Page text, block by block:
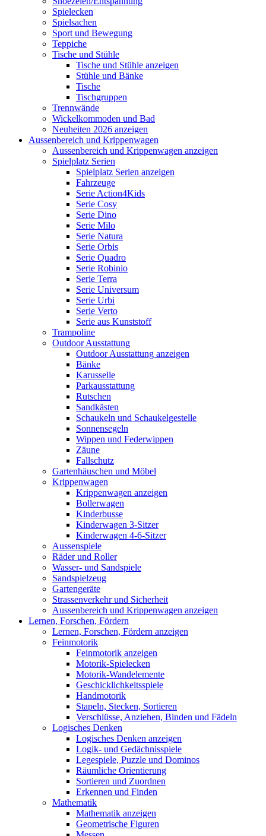
Spielecken
Spielsachen
Sport und Bewegung
Teppiche
Tische und Stühle
Tische und Stühle anzeigen
Stühle und Bänke
Tische
Tischgruppen
Trennwände
Wickelkommoden und Bad
Neuheiten 2026 anzeigen
Aussenbereich und Krippenwagen
Aussenbereich und Krippenwagen anzeigen
Spielplatz Serien
Spielplatz Serien anzeigen
Fahrzeuge
Serie Action4Kids
Serie Cosy
Serie Dino
Serie Milo
Serie Natura
Serie Orbis
Serie Quadro
Serie Robinio
Serie Terra
Serie Universum
Serie Urbi
Serie Verto
Serie aus Kunststoff
Trampoline
Outdoor Ausstattung
Outdoor Ausstattung anzeigen
Bänke
Karusselle
Parkausstattung
Rutschen
Sandkästen
Schaukeln und Schaukelgestelle
Sonnensegeln
Wippen und Federwippen
Zäune
Fallschutz
Gartenhäuschen und Möbel
Krippenwagen
Krippenwagen anzeigen
Bollerwagen
Kinderbusse
Kinderwagen 3-Sitzer
Kinderwagen 4-6-Sitzer
Aussenspiele
Räder und Roller
Wasser- und Sandspiele
Sandspielzeug
Gartengeräte
Strassenverkehr und Sicherheit
Aussenbereich und Krippenwagen anzeigen
Lernen, Forschen, Fördern
Lernen, Forschen, Fördern anzeigen
Feinmotorik
Feinmotorik anzeigen
Motorik-Spielecken
Motorik-Wandelemente
Geschicklichkeitsspiele
Handmotorik
Stapeln, Stecken, Sortieren
Verschlüsse, Anziehen, Binden und Fädeln
Logisches Denken
Logisches Denken anzeigen
Logik- und Gedächnisspiele
Legespiele, Puzzle und Dominos
Räumliche Orientierung
Sortieren und Zuordnen
Erkennen und Finden
Mathematik
Mathematik anzeigen
Geometrische Figuren